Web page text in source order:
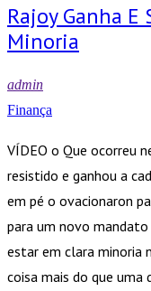
Rajoy Ganha E
Minoria
admin
Finança
VÍDEO o Que ocorreu
resistido e ganhou a
em pé o ovacionaron
para um novo
estar em clara minoria
coisa mais do que uma